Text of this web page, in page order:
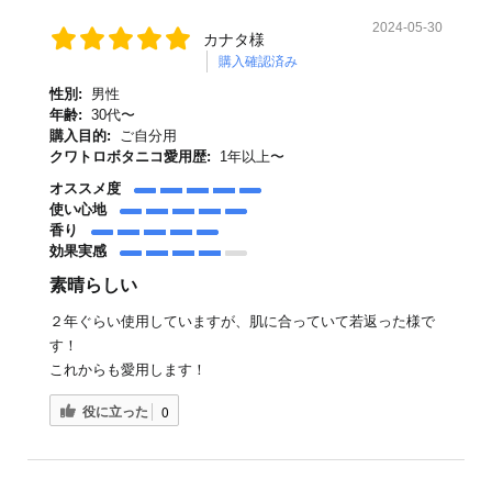
カナタ様
購入確認済み
2024-05-30
性別:
男性
年齢: 30代〜
購入目的:
ご自分用
クワトロボタニコ愛用歴:
1年以上〜
オススメ度
使い心地
香り
効果実感
素晴らしい
２年ぐらい使用していますが、肌に合っていて若返った様で
す！
これからも愛用します！
役に立った 0